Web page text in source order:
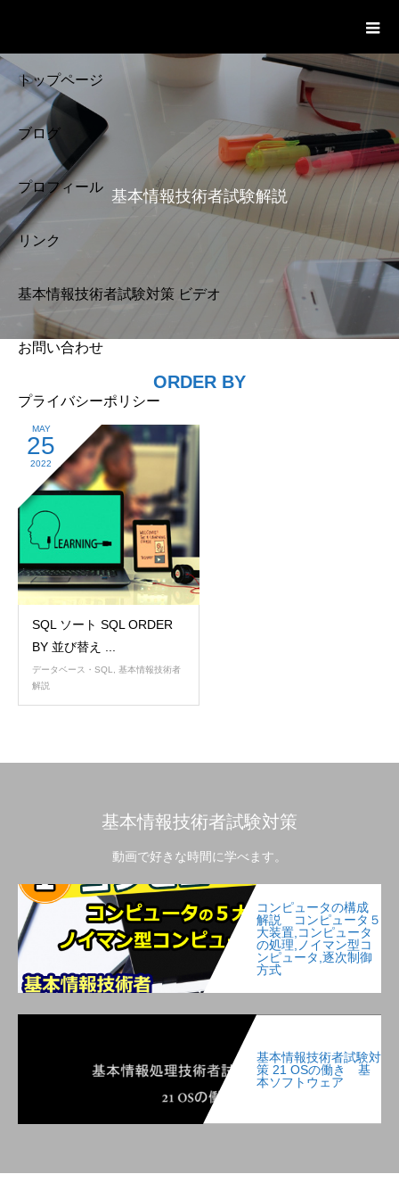
トップページ
ブログ
プロフィール
リンク
基本情報技術者試験対策 ビデオ
お問い合わせ
プライバシーポリシー
基本情報技術者試験解説
ORDER BY
MAY
25
2022
SQL ソート SQL ORDER
BY 並び替え ...
データベース・SQL
基本情報技術者
解説
基本情報技術者試験対策
動画で好きな時間に学べます。
コンピュータの構成
解説 コンピュータ５
大装置,コンピュータ
の処理,ノイマン型コ
ンピュータ,逐次制御
方式
基本情報技術者試験対
策 21 OSの働き 基
本ソフトウェア